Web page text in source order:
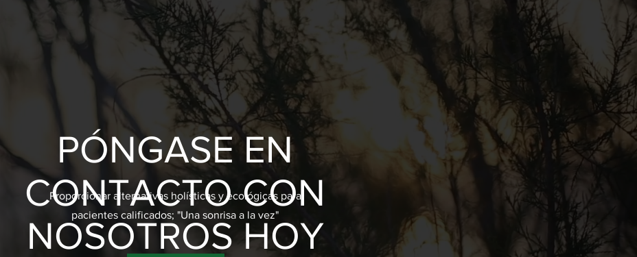
Proporcionar alternativas holísticas y ecológicas para
pacientes calificados; "Una sonrisa a la vez"
PÓNGASE EN
CONTACTO CON
NOSOTROS HOY